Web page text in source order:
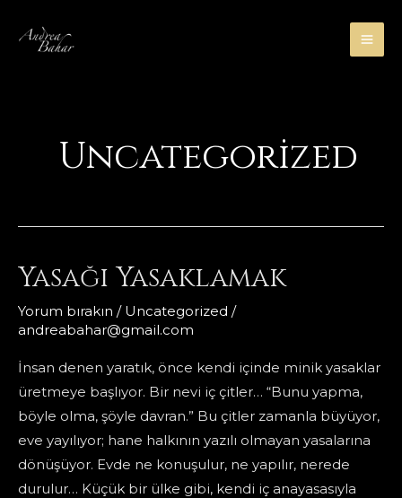
atla
Uncategorized
Yasağı Yasaklamak
Yorum bırakın / Uncategorized /
andreabahar@gmail.com
İnsan denen yaratık, önce kendi içinde minik yasaklar
üretmeye başlıyor. Bir nevi iç çitler… “Bunu yapma,
böyle olma, şöyle davran.” Bu çitler zamanla büyüyor,
eve yayılıyor; hane halkının yazılı olmayan yasalarına
dönüşüyor. Evde ne konuşulur, ne yapılır, nerede
durulur… Küçük bir ülke gibi, kendi iç anayasasıyla